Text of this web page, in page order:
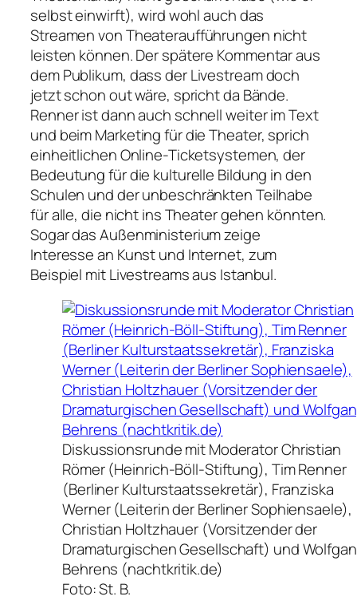
selbst einwirft), wird wohl auch das
Streamen von Theateraufführungen nicht
leisten können. Der spätere Kommentar aus
dem Publikum, dass der Livestream doch
jetzt schon out wäre, spricht da Bände.
Renner ist dann auch schnell weiter im Text
und beim Marketing für die Theater, sprich
einheitlichen Online-Ticketsystemen, der
Bedeutung für die kulturelle Bildung in den
Schulen und der unbeschränkten Teilhabe
für alle, die nicht ins Theater gehen könnten.
Sogar das Außenministerium zeige
Interesse an Kunst und Internet, zum
Beispiel mit Livestreams aus Istanbul.
Diskussionsrunde mit Moderator Christian
Römer (Heinrich-Böll-Stiftung), Tim Renner
(Berliner Kulturstaatssekretär), Franziska
Werner (Leiterin der Berliner Sophiensaele),
Christian Holtzhauer (Vorsitzender der
Dramaturgischen Gesellschaft) und
Behrens (nachtkritik.de)
Foto: St. B.